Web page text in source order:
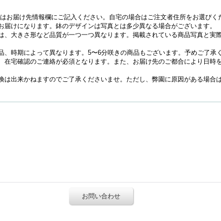
お届け先情報欄にご記入ください。自宅の場合はご注文者住所をお選びく
けになります。鉢のデザインは写真とは多少異なる場合がございます。
、大きさ形など品質が一つ一つ異なります。掲載されている商品写真と実
、時期によって異なります。5〜6分咲きの商品もございます。予めご了承
在宅確認のご連絡が必須となります。また、お届け先のご都合により日時
は出来かねますのでご了承くださいませ。ただし、弊園に原因がある場合
お問い合わせ